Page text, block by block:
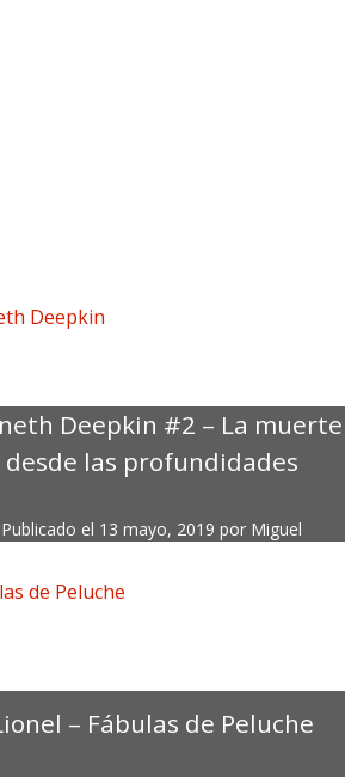
Deepkin #2 – La muerte
desde las profundidades
Publicado el 13 mayo, 2019 por Miguel
– Fábulas de Peluche